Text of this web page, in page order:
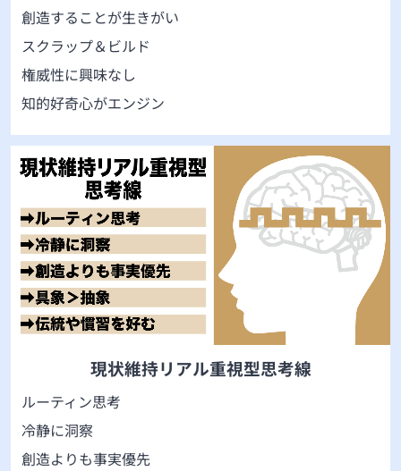
創造することが生きがい
スクラップ＆ビルド
権威性に興味なし
知的好奇心がエンジン
現状維持リアル重視型思考線
ルーティン思考
冷静に洞察
創造よりも事実優先